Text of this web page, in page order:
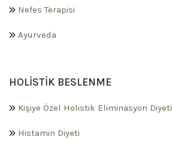
Nefes Terapisi
Ayurveda
HOLISTIK BESLENME
Kişiye Özel Holistik Eliminasyon Diyeti
Histamin Diyeti